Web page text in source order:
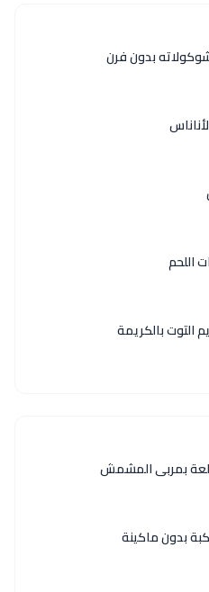
بدون فرن
اللحم
بالكريمة
بمربى المشمش
بدون ماكينة